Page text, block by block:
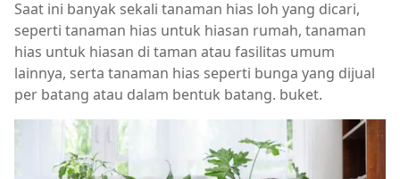
Saat ini banyak sekali tanaman hias loh yang dicari,
seperti tanaman hias untuk hiasan rumah, tanaman
hias untuk hiasan di taman atau fasilitas umum
lainnya, serta tanaman hias seperti bunga yang dijual
per batang atau dalam bentuk batang. buket.